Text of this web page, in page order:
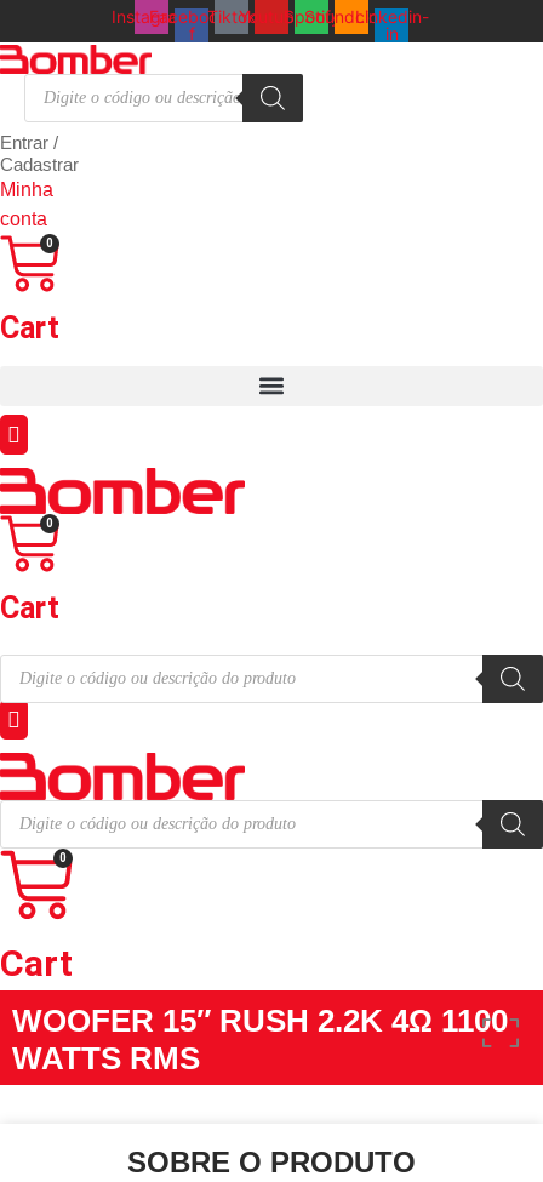
para
o
conteúdo
InstagramFacebook-
f
TiktokYoutubeSpotify
Soundcloud
Linkedin-
in
Pesquisar
produtos
Entrar /
Cadastrar
Minha
conta
0
Cart
0
Cart
Pesquisar
produtos
Pesquisar
produtos
0
Cart
WOOFER 15″ RUSH 2.2K 4Ω 1100
WATTS RMS
SOBRE O PRODUTO